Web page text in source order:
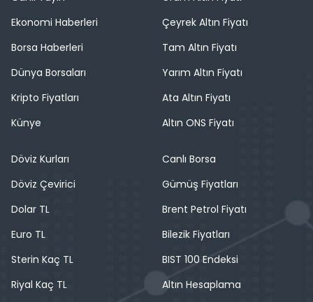
Ekonomi Haberleri
Borsa Haberleri
Dünya Borsaları
Kripto Fiyatları
Künye
Çeyrek Altın Fiyatı
Tam Altın Fiyatı
Yarım Altın Fiyatı
Ata Altın Fiyatı
Altın ONS Fiyatı
Döviz Kurları
Döviz Çevirici
Dolar TL
Euro TL
Sterin Kaç TL
Riyal Kaç TL
Canlı Borsa
Gümüş Fiyatları
Brent Petrol Fiyatı
Bilezik Fiyatları
BIST 100 Endeksi
Altın Hesaplama